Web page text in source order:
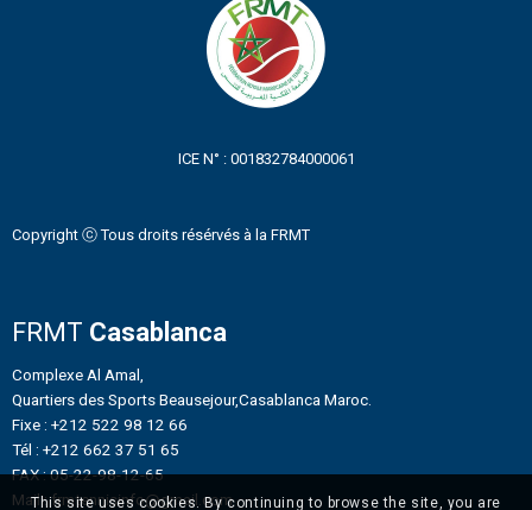
ICE N° : 001832784000061
Copyright ⓒ Tous droits résérvés à la FRMT
FRMT Casablanca
Complexe Al Amal,
Quartiers des Sports Beausejour,Casablanca Maroc.
Fixe : +212 522 98 12 66
Tél : +212 662 37 51 65
FAX : 05-22-98-12-65
Mail : frmtennisinfo@gmail.com
This site uses cookies. By continuing to browse the site, you are